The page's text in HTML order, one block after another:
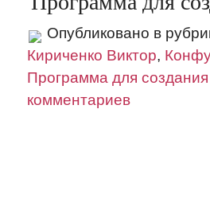
Опубликовано в
Кириченко Виктор,
Программа для
комментариев